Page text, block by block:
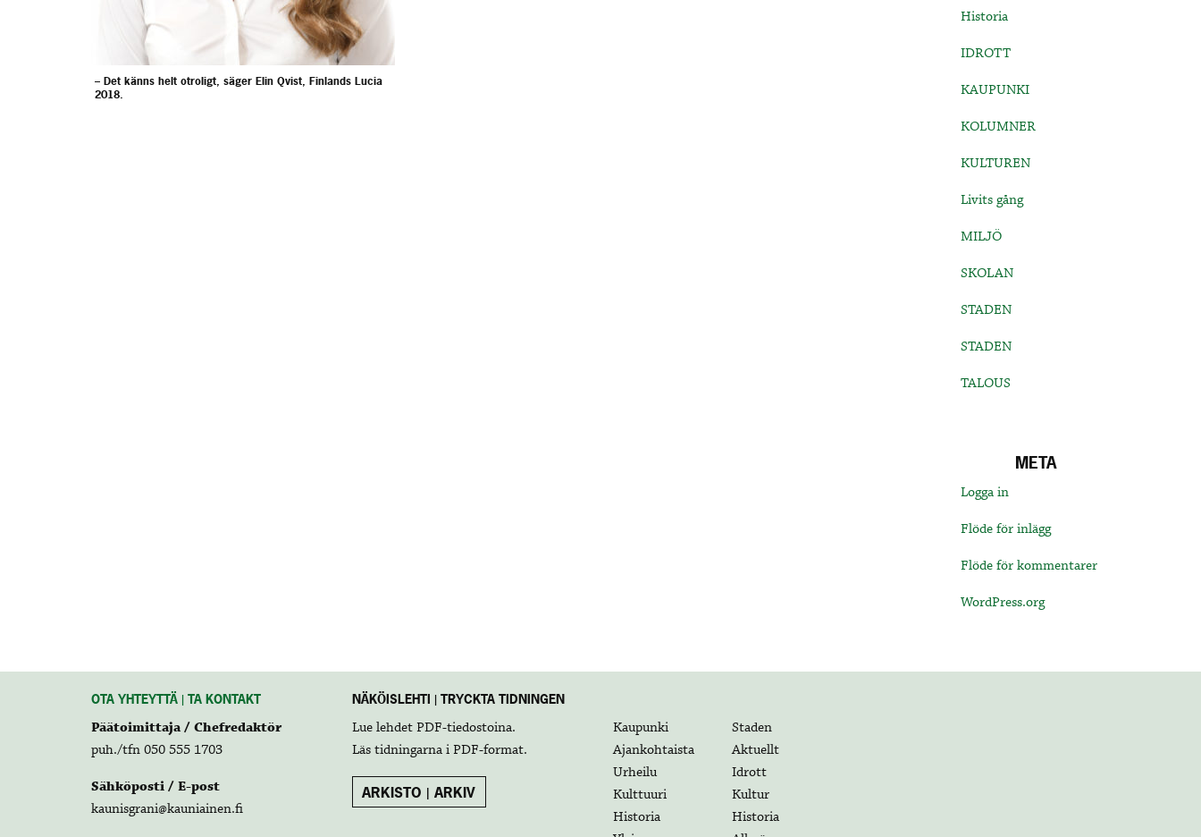
– Det känns helt otroligt, säger Elin Qvist, Finlands Lucia
2018.
Historia
IDROTT
KAUPUNKI
KOLUMNER
KULTUREN
Livits gång
MILJÖ
SKOLAN
STADEN
STADEN
TALOUS
META
Logga in
Flöde för inlägg
Flöde för kommentarer
WordPress.org
OTA YHTEYTTÄ | TA KONTAKT
Päätoimittaja / Chefredaktör
puh./tfn 050 555 1703
Sähköposti / E-post
kaunisgrani@kauniainen.fi
NÄKÖISLEHTI | TRYCKTA TIDNINGEN
Lue lehdet PDF-tiedostoina.
Läs tidningarna i PDF-format.
ARKISTO | ARKIV
Kaupunki
Staden
Ajankohtaista
Aktuellt
Urheilu
Idrott
Kulttuuri
Kultur
Historia
Historia